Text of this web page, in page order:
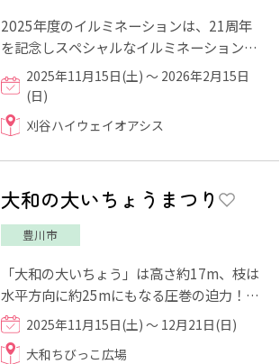
2025年度のイルミネーションは、21周年
を記念しスペシャルなイルミネーションが
3会場で展開されます。 刈谷ハイウェイオ
アシス初のイルミネーショ...
2025年11月15日(土) ～ 2026年2月15日
(日)
刈谷ハイウェイオアシス
大和の大いちょうまつり
豊川市
「大和の大いちょう」は高さ約17m、枝は
水平方向に約25mにもなる圧巻の迫力！そ
んな大いちょうを眺めながら、物産展を楽
しみませんか？夜にはライ...
2025年11月15日(土) ～ 12月21日(日)
大和ちびっこ広場